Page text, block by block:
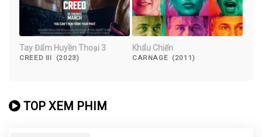
Tay Đấm Huyền Thoại 3
CREED III (2023)
Khẩu Chiến
CARNAGE (2011)
TOP XEM PHIM